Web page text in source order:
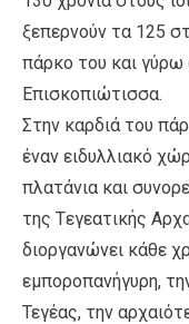
ξεπερνούν τα 125
πάρκο του και γύρω
Επισκοπιώτισσα.
Στην καρδιά του
έναν ειδυλλιακό
πλατάνια και
της Tεγεατικής
διοργανώνει κάθε
εμποροπανήγυρη,
Τεγέας, την